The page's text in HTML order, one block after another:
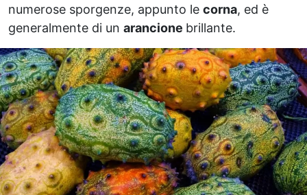
numerose sporgenze, appunto le corna, ed è
generalmente di un arancione brillante.